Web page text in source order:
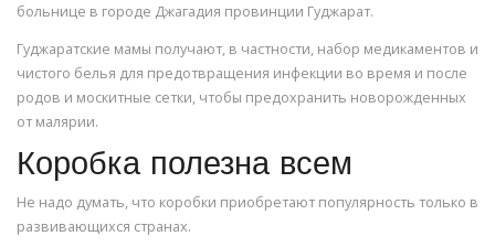
больнице в городе Джагадия провинции Гуджарат.
Гуджаратские мамы получают, в частности, набор медикаментов и
чистого белья для предотвращения инфекции во время и после
родов и москитные сетки, чтобы предохранить новорожденных
от малярии.
Коробка полезна всем
Не надо думать, что коробки приобретают популярность только в
развивающихся странах.